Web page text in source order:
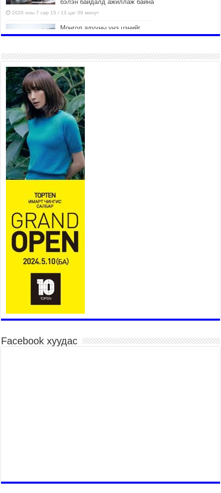
бэлэн байдалд ажиллаж байна
2026 оны 7 сар 15 / 13 цаг 06 минут
Монгол адууны үнэ цэнийг
дэлхийд сурталчлах “Дэлхийн
оролцож байна
Шагайн харвааны насанд
хүрэгчдийн багийн төрөлд 106
багийн 848 харваач өрсөлдөж,
шилдгүүд шалгарав
2026 оны 7 сар 15 / 11 цаг 45 минут
Үндэсний их баяр наадмын сур харвааны
шагналыг нийслэлийн Засаг дарга бөгөөд
Улаанбаатар хотын Захирагч Б.Пүрэвдагва
гардууллаа
2026 оны 7 сар 15 / 11 цаг 41 минут
иргэдэд тусламж, үйлчилгээ үзүүлж байна
2026 оны 7 сар 15 / 11 цаг 30 минут
Хүчит бөхийн барилдааны тавын даваа
үргэлжилж байна
2026 оны 7 сар 15 / 11 цаг 26 минут
Төв цэнгэлдэх орчмын цэвэрлэгээ, үйлчилгээнд
161 ажилтан, 27 техниктэй ажиллаж байна
2026 оны 7 сар 15 / 11 цаг 22 минут
Наадмын амралтын өдрүүдэд нийслэлийн эрүүл
мэндийн байгууллагууд дараах хуваарийн дагуу
ажиллана
2026 оны 7 сар 15 / 11 цаг 18 минут
Үндэсний их баяр наадам эхэллээ
2026 оны 7 сар 15 / 11 цаг 14 минут
үргэлжилж байна
Facebook хуудас